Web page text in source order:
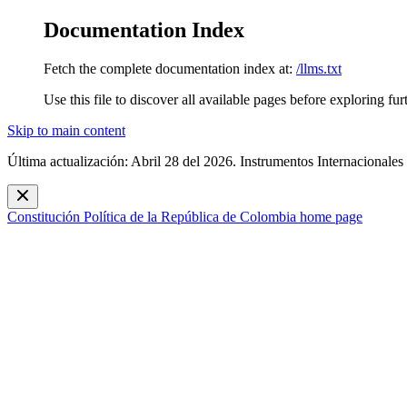
Documentation Index
Fetch the complete documentation index at: /llms.txt
Use this file to discover all available pages before exploring
Skip to main content
Última actualización: Abril 28 del 2026. Instrumentos Internacionales
Constitución Política de la República de Colombia home page